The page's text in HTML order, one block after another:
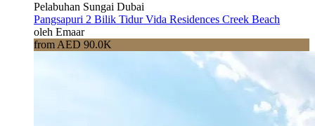
Pelabuhan Sungai Dubai
Pangsapuri 2 Bilik Tidur Vida Residences Creek Beach
oleh Emaar
from AED 90.0K